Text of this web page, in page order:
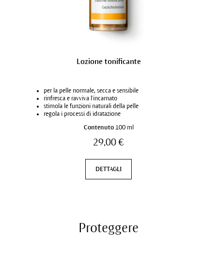
Lozione tonificante
per la pelle normale, secca e sensibile
rinfresca e ravviva l'incarnato
stimola le funzioni naturali della pelle
regola i processi di idratazione
Contenuto 100 ml
29,00 €
DETTAGLI
Proteggere